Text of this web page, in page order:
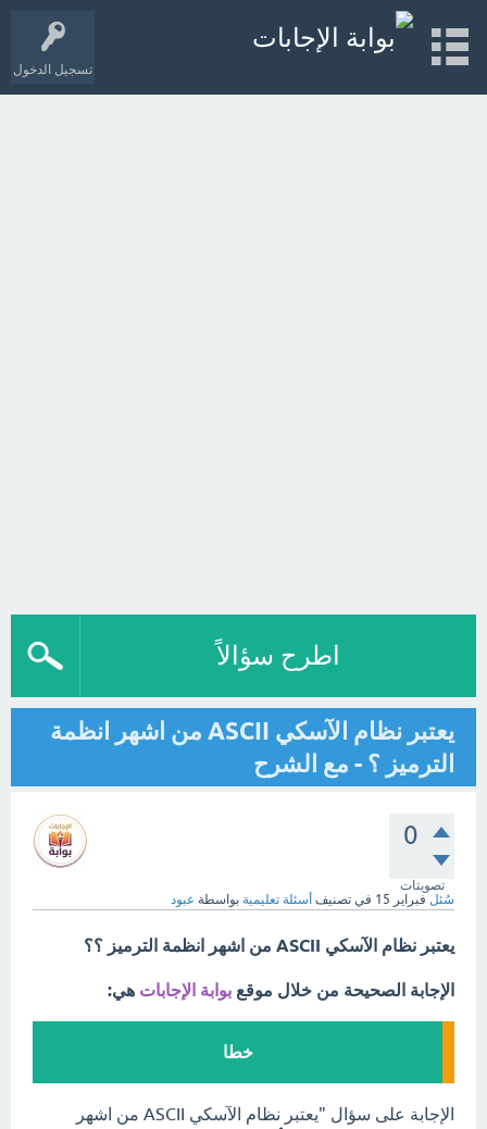
تسجيل الدخول
اطرح سؤالاً
يعتبر نظام الآسكي ASCII من اشهر انظمة
الترميز ؟ - مع الشرح
0
تصويتات
سُئل فبراير 15 في تصنيف أسئلة تعليمية بواسطة عبود
يعتبر نظام الآسكي ASCII من اشهر انظمة الترميز ؟؟
الإجابة الصحيحة من خلال موقع بوابة الإجابات هي:
خطا
الإجابة على سؤال "يعتبر نظام الآسكي ASCII من اشهر